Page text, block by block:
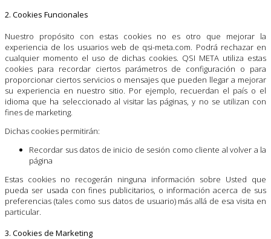
2. Cookies Funcionales
Nuestro propósito con estas cookies no es otro que mejorar la
experiencia de los usuarios web de qsi-meta.com. Podrá rechazar en
cualquier momento el uso de dichas cookies. QSI META utiliza estas
cookies para recordar ciertos parámetros de configuración o para
proporcionar ciertos servicios o mensajes que pueden llegar a mejorar
su experiencia en nuestro sitio. Por ejemplo, recuerdan el país o el
idioma que ha seleccionado al visitar las páginas, y no se utilizan con
fines de marketing.
Dichas cookies permitirán:
Recordar sus datos de inicio de sesión como cliente al volver a la
página
Estas cookies no recogerán ninguna información sobre Usted que
pueda ser usada con fines publicitarios, o información acerca de sus
preferencias (tales como sus datos de usuario) más allá de esa visita en
particular.
3. Cookies de Marketing